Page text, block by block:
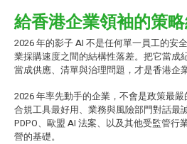
給香港企業領袖的策
2026 年的影子 AI 不是任何單一員工的安
業採購速度之間的結構性落差。把它當成
當成供應、清單與治理問題，才是香港企
2026 年率先動手的企業，不會是政策最嚴
合規工具最好用、業務與風險部門對話最
PDPO、歐盟 AI 法案、以及其他受監管行
營的基礎。